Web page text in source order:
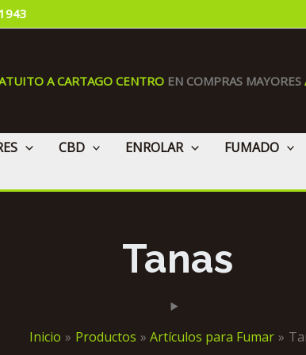
A CARTAGO CENTRO EN COMPRAS MAYORES
CBD ENROLAR FUMADO
Tanas
Inicio Productos Artículos para Fumar